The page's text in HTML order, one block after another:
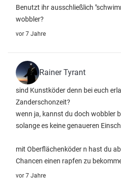
Benutzt ihr ausschließlich
wobbler?
vor 7 Jahre
Rainer Tyrant
sind Kunstköder denn bei euch
Zanderschonzeit?
wenn ja, kannst du doch wobbler
solange es keine genaueren
mit Oberflächenköder n hast du
Chancen einen rapfen zu
vor 7 Jahre